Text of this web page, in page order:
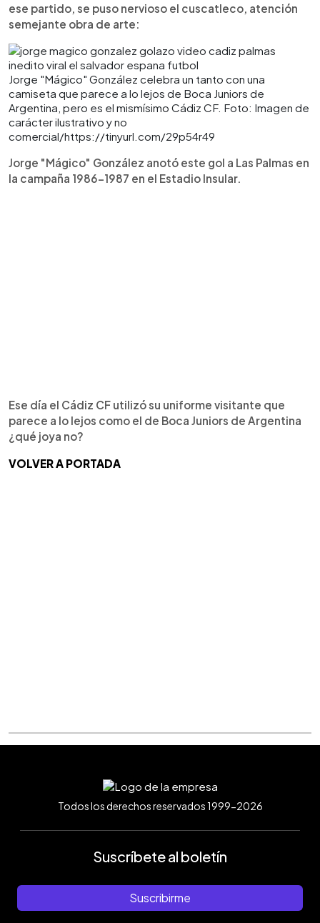
ese partido, se puso nervioso el cuscatleco, atención
semejante obra de arte:
Jorge "Mágico" González celebra un tanto con una
camiseta que parece a lo lejos de Boca Juniors de
Argentina, pero es el mismísimo Cádiz CF. Foto: Imagen de
carácter ilustrativo y no
comercial/https://tinyurl.com/29p54r49
Jorge "Mágico" González anotó este gol a Las Palmas en
la campaña 1986-1987 en el Estadio Insular.
Ese día el Cádiz CF utilizó su uniforme visitante que
parece a lo lejos como el de Boca Juniors de Argentina
¿qué joya no?
VOLVER A PORTADA
Todos los derechos reservados 1999-2026
Suscríbete al boletín
Suscribirme